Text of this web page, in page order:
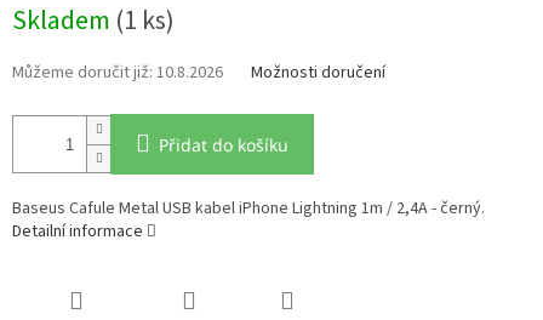
cena:
Skladem (1 ks)
10.8.2026 Možnosti doručení
Přidat do košíku
Baseus Cafule Metal USB kabel iPhone Lightning 1m / 2,4A - černý.
Detailní informace